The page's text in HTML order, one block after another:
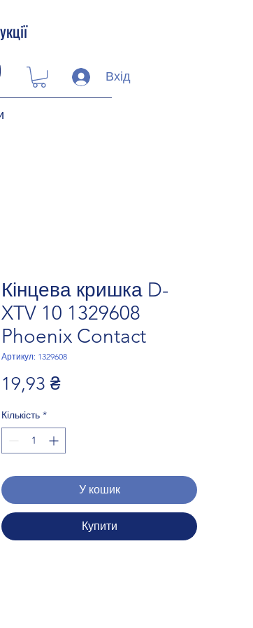
Вхід
Кінцева кришка D-
XTV 10 1329608
Phoenix Contact
Артикул: 1329608
19,93 ₴Ціна
Кількість *
У кошик
Купити